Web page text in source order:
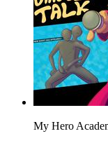
My Hero